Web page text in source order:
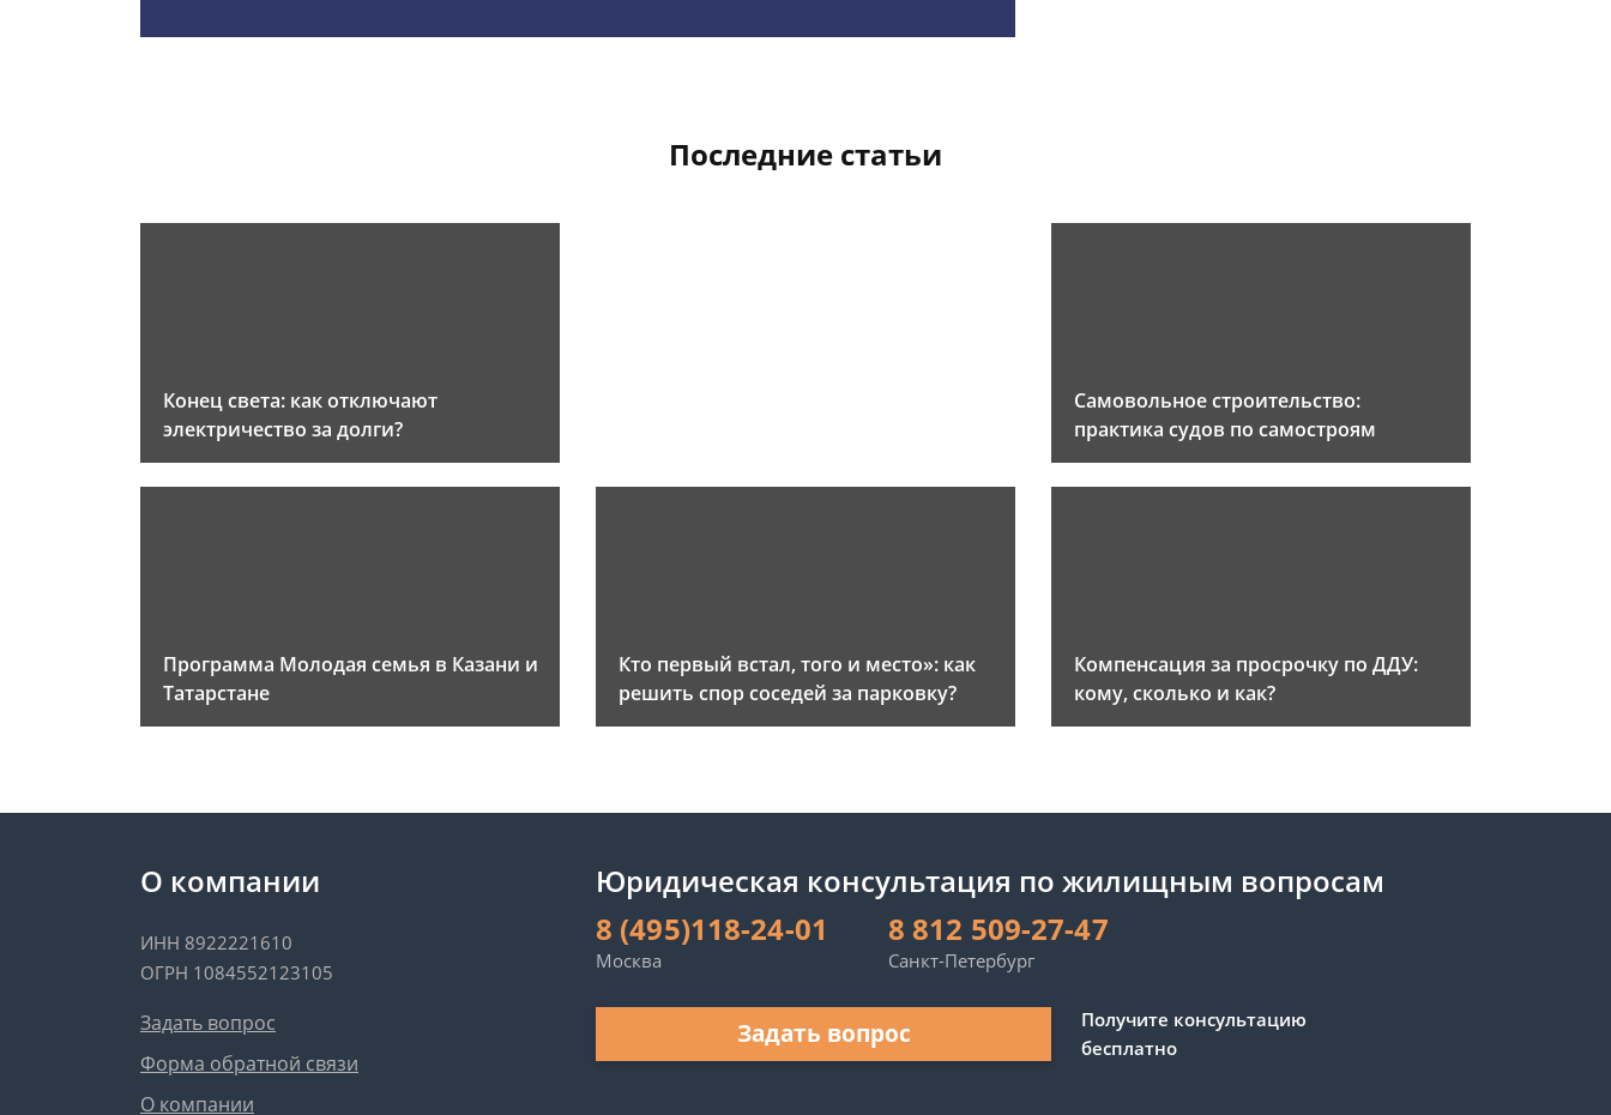
Последние статьи
Конец света: как отключают
электричество за долги?
Самовольное строительство:
практика судов по самостроям
Программа Молодая семья в Казани и
Татарстане
Кто первый встал, того и место»: как
решить спор соседей за парковку?
Компенсация за просрочку по ДДУ:
кому, сколько и как?
О компании
ИНН 8922221610
ОГРН 1084552123105
Задать вопрос
Форма обратной связи
О компании
Юридическая консультация по жилищным вопросам
8 (495)118-24-01
Москва
8 812 509-27-47
Санкт-Петербург
Задать вопрос
Получите консультацию
бесплатно